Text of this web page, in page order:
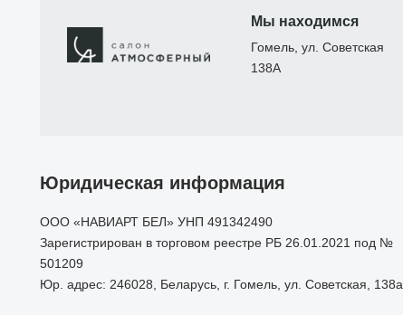
Мы находимся
Гомель, ул. Советская
138А
Юридическая информация
ООО «НАВИАРТ БЕЛ» УНП 491342490
Зарегистрирован в торговом реестре РБ 26.01.2021 под №
501209
Юр. адрес: 246028, Беларусь, г. Гомель, ул. Советская, 138а